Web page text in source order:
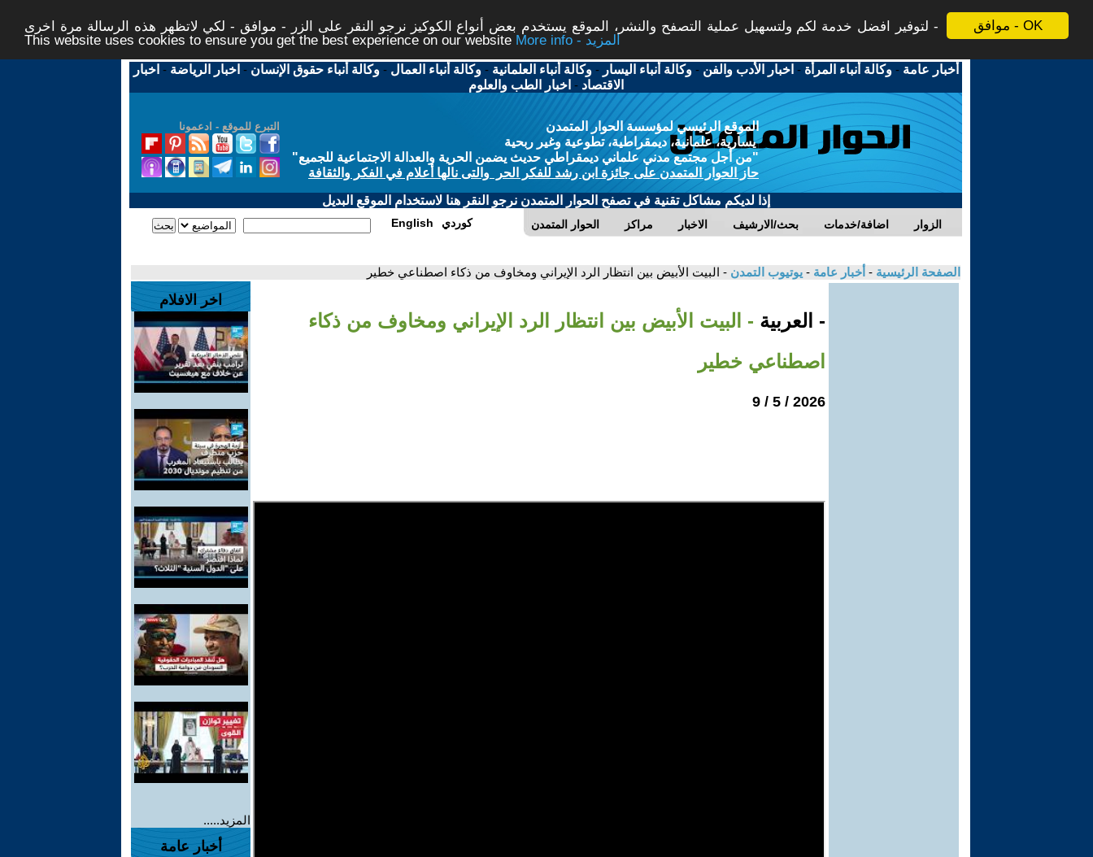
موافق - OK
لتوفير افضل خدمة لكم ولتسهيل عملية التصفح والنشر، الموقع يستخدم بعض أنواع الكوكيز نرجو النقر على الزر - موافق - لكي لاتظهر هذه الرسالة مرة اخرى -
This website uses cookies to ensure you get the best experience on our website
More info - المزيد
أخبار عامة -وكالة أنباء المرأة - اخبار الأدب والفن -وكالة أنباء اليسار -وكالة أنباء العلمانية -وكالة أنباء العمال -وكالة أنباء حقوق الإنسان - اخبار الرياضة - اخبار
الاقتصاد - اخبار الطب والعلوم
التبرع للموقع - ادعمونا
الموقع الرئيسي لمؤسسة الحوار المتمدن
يسارية، علمانية، ديمقراطية، تطوعية وغير ربحية
"من أجل مجتمع مدني علماني ديمقراطي حديث يضمن الحرية والعدالة الاجتماعية للجميع"
حاز الحوار المتمدن على جائزة ابن رشد للفكر الحر والتى نالها أعلام في الفكر والثقافة
إذا لديكم مشاكل تقنية في تصفح الحوار المتمدن نرجو النقر هنا لاستخدام الموقع البديل
الحوار المتمدن مراكز الاخبار بحث/الارشيف اضافة/خدمات الزوار English كوردي
الصفحة الرئيسية - أخبار عامة - يوتيوب التمدن - البيت الأبيض بين انتظار الرد الإيراني ومخاوف من ذكاء اصطناعي خطير
- العربية - البيت الأبيض بين انتظار الرد الإيراني ومخاوف من ذكاء
اصطناعي خطير
2026 / 5 / 9
اخر الافلام
المزيد.....
أخبار عامة